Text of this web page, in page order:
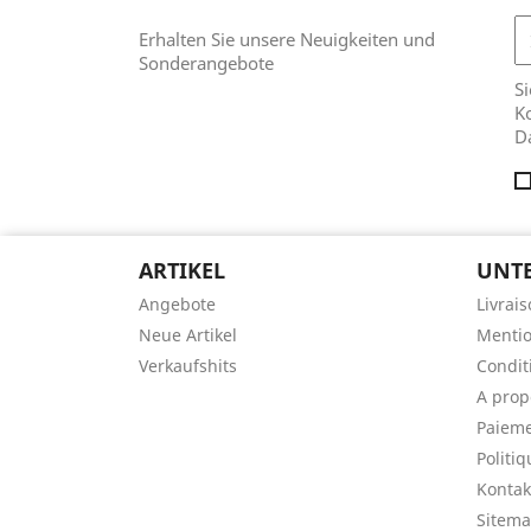
Erhalten Sie unsere Neuigkeiten und
Sonderangebote
ARTIKEL
Angebote
Neue Artikel
Verkaufshits
A